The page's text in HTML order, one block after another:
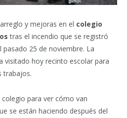
y mejoras en el colegio
tras el incendio que se registró
25 de noviembre. La
visitado hoy recinto escolar para
trabajos.
para ver cómo van
se están haciendo después del